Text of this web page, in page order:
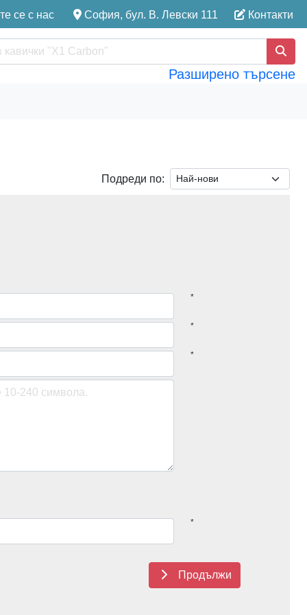
се с нас София, бул. В. Левски 111 Контакти
Разширено търсене
Подреди по:
*
*
*
*
Продължи